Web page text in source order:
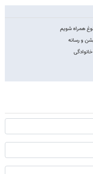
همراه شویم
و رسانه